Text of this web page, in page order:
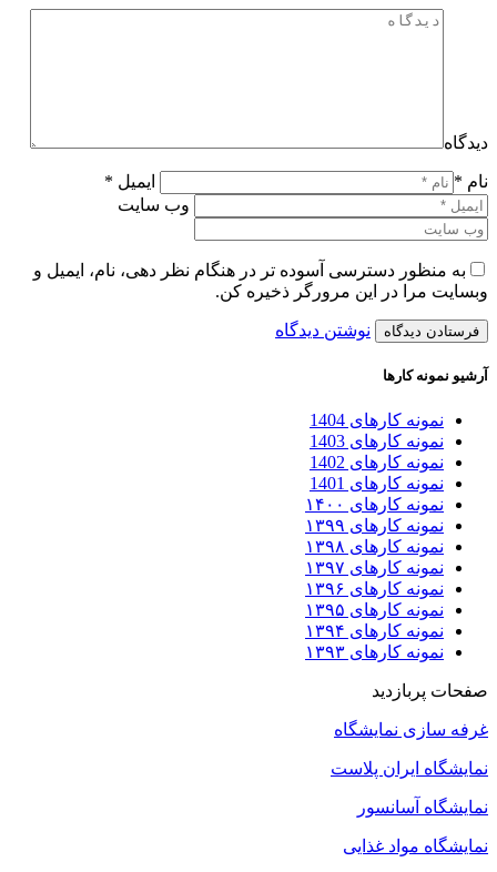
دیدگاه
نام *
ایمیل *
وب سایت
به منظور دسترسی آسوده تر در هنگام نظر دهی، نام، ایمیل و
وبسایت مرا در این مرورگر ذخیره کن.
نوشتن دیدگاه
آرشیو نمونه کارها
نمونه کارهای 1404
نمونه کارهای 1403
نمونه کارهای 1402
نمونه کارهای 1401
نمونه کارهای ۱۴۰۰
نمونه کارهای ۱۳۹۹
نمونه کارهای ۱۳۹۸
نمونه کارهای ۱۳۹۷
نمونه کارهای ۱۳۹۶
نمونه کارهای ۱۳۹۵
نمونه کارهای ۱۳۹۴
نمونه کارهای ۱۳۹۳
صفحات پربازدید
غرفه سازی نمایشگاه
نمایشگاه ایران پلاست
نمایشگاه آسانسور
نمایشگاه مواد غذایی